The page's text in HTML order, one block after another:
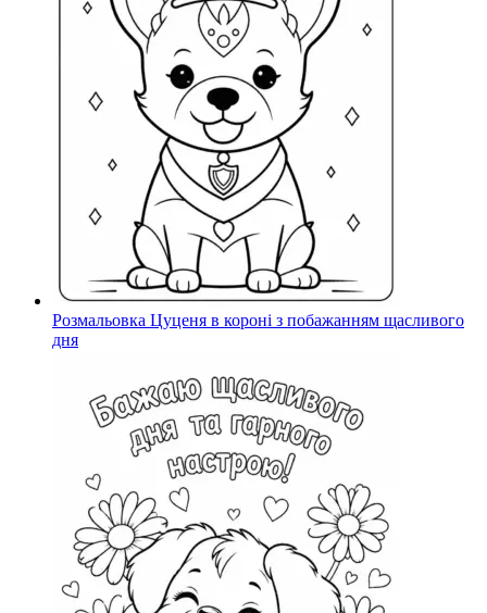
Розмальовка Цуценя в короні з побажанням щасливого
дня